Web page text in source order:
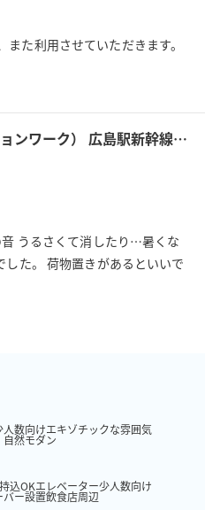
た利用させていただきます。
STATION WORK（ステーションワーク） 広島駅新幹線改札内 広島BOOTH3
うるさくて消したり…暑くな
た。 荷物置きがあるといいで
人数向けエキゾチックな雰囲気
自然モダン
込OKエレベーター少人数向け
バー設置飲食店周辺